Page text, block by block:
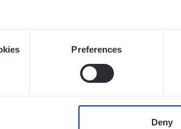
Preferences
Deny